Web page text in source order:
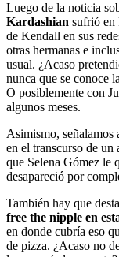
Luego de la noticia
Kardashian sufrió en
de Kendall en sus
otras hermanas e
usual. ¿Acaso
nunca que se conoce
O posiblemente con
algunos meses.
Asimismo, señalamos
en el transcurso de un
que Selena Gómez le
desapareció por
También hay que
free the nipple en
en donde cubría eso
de pizza. ¿Acaso no